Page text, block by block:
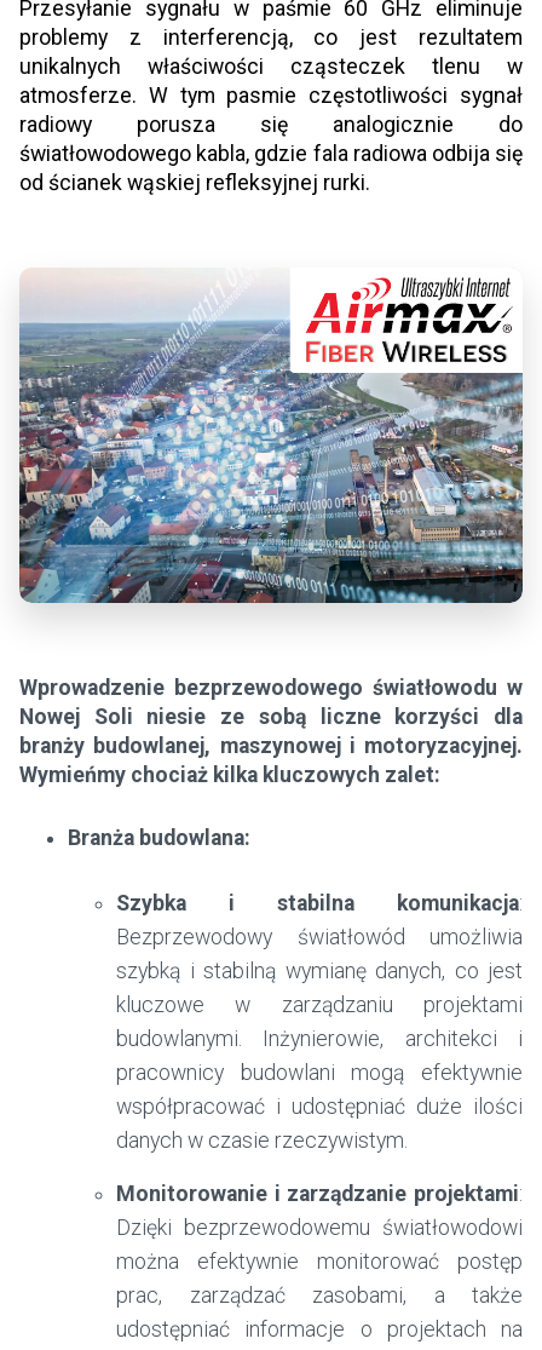
Przesyłanie sygnału w paśmie 60 GHz eliminuje
problemy z interferencją, co jest rezultatem
unikalnych właściwości cząsteczek tlenu w
atmosferze. W tym pasmie częstotliwości sygnał
radiowy porusza się analogicznie do
światłowodowego kabla, gdzie fala radiowa odbija się
od ścianek wąskiej refleksyjnej rurki.
Wprowadzenie bezprzewodowego światłowodu w
Nowej Soli niesie ze sobą liczne korzyści dla
branży budowlanej, maszynowej i motoryzacyjnej.
Wymieńmy chociaż kilka kluczowych zalet:
Branża budowlana:
Szybka i stabilna komunikacja:
Bezprzewodowy światłowód umożliwia
szybką i stabilną wymianę danych, co jest
kluczowe w zarządzaniu projektami
budowlanymi. Inżynierowie, architekci i
pracownicy budowlani mogą efektywnie
współpracować i udostępniać duże ilości
danych w czasie rzeczywistym.
Monitorowanie i zarządzanie projektami:
Dzięki bezprzewodowemu światłowodowi
można efektywnie monitorować postęp
prac, zarządzać zasobami, a także
udostępniać informacje o projektach na